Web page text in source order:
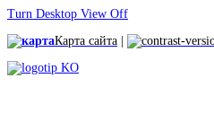
Turn Desktop View Off
Карта сайта